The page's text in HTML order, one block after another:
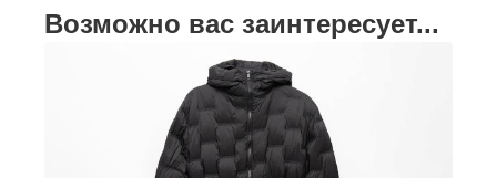
Возможно вас заинтересует...